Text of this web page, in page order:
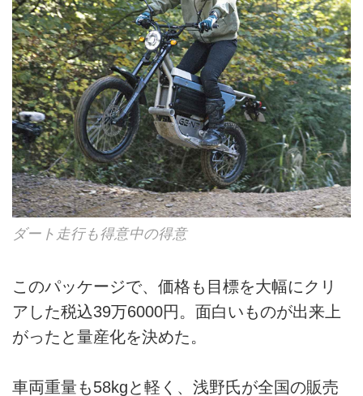
ダート走行も得意中の得意
このパッケージで、価格も目標を大幅にクリ
アした税込39万6000円。面白いものが出来上
がったと量産化を決めた。
車両重量も58kgと軽く、浅野氏が全国の販売